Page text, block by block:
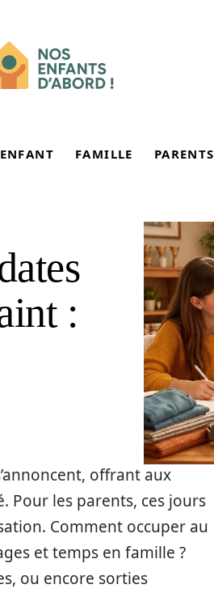
ENFANT FAMILLE PARENTS
:
offrant aux
Pour les parents, ces jours
Comment occuper au
et temps en famille ?
ou encore sorties